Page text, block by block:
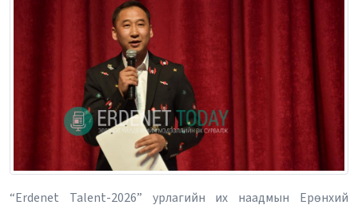
“Erdenet Talent-2026” урлагийн их наадмын Ерөнхий